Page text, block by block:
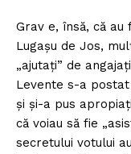
Grav e, însă, că
Lugaşu de Jos,
„ajutaţi” de
Levente s-a
şi şi-a pus
că voiau să fie
secretului votului